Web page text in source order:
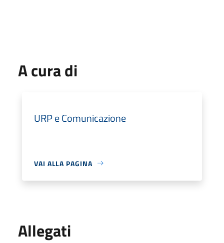
A cura di
URP e Comunicazione
VAI ALLA PAGINA
Allegati